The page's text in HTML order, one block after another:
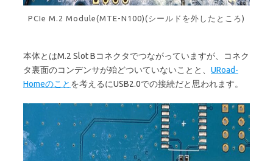
PCIe M.2 Module(MTE-N100)(シールドを外したところ)
本体とはM.2 Slot Bコネクタでつながっていますが、コネク
タ裏面のコンデンサが殆どついていないことと、 URoad-
Homeのこと を考えるにUSB2.0での接続だと思われます。